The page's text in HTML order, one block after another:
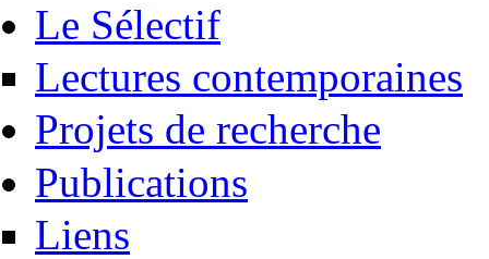
Le Sélectif
Lectures contemporaines
Projets de recherche
Publications
Liens